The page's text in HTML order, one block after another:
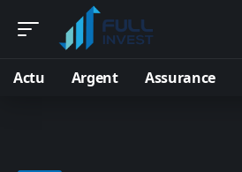
Actu Argent Assurance